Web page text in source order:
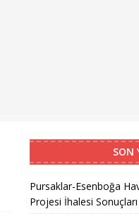
SON
Pursaklar-Esenboğa
Projesi İhalesi Sonuçları